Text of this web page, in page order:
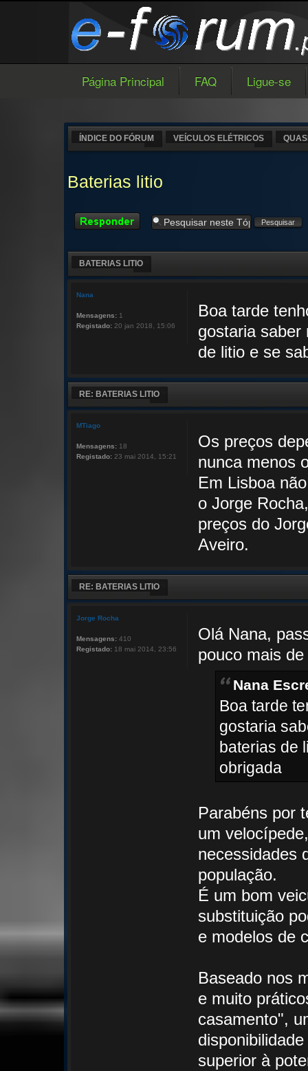
Página Principal FAQ Ligue-se
ÍNDICE DO FÓRUM VEÍCULOS ELÉTRICOS
Baterias litio
Responder
BATERIAS LITIO
Boa tarde
gostaria saber
de litio e se
Nana
Mensagens: 1
Registado: 20 jan 2018, 15:06
RE: BATERIAS LITIO
Os preços
nunca menos
Em Lisboa
o Jorge
preços do
Aveiro.
MTiago
Mensagens: 18
Registado: 23 mai 2014, 15:21
RE: BATERIAS LITIO
Olá Nana,
pouco mais
Nana
Boa tarde
gostaria
baterias de
obrigada
Parabéns por
um
necessidades
população.
É um bom
substituição
e modelos de
Baseado nos
e muito
casamento",
superior à
Jorge Rocha
Mensagens: 410
Registado: 18 mai 2014, 23:56